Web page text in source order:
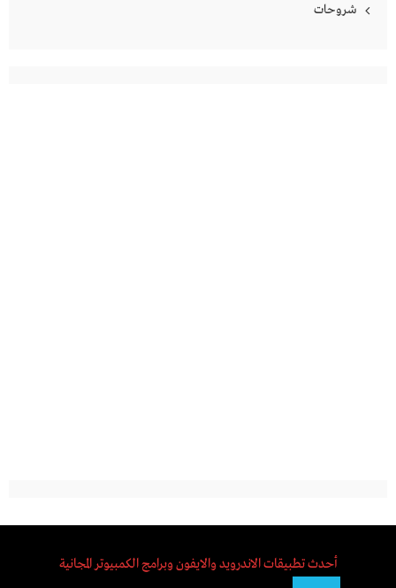
شروحات
أحدث تطبيقات الاندرويد والايفون وبرامج الكمبيوتر المجانية